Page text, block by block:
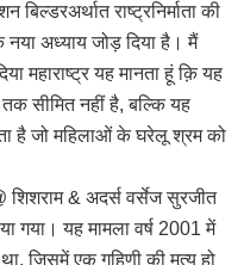
राष्ट्रनिर्माता की
नया अध्याय जोड़ दिया है। मैं
महाराष्ट्र यह मानता हूं क़ि यह
सीमित नहीं है, बल्कि यह
है जो महिलाओं के घरेलू श्रम को
शिशराम & अदर्स वर्सेज सुरजीत
गया। यह मामला वर्ष 2001 में
जिसमें एक गृहिणी की मृत्यु हो